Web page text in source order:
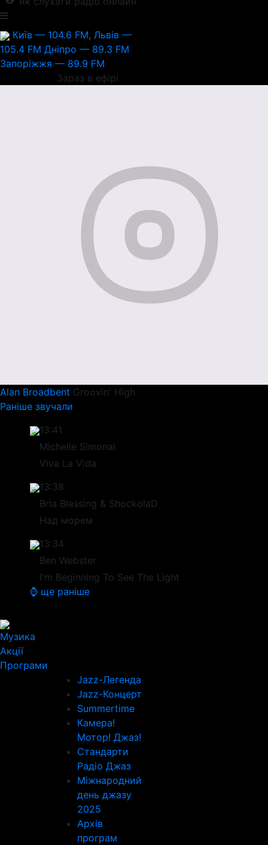
Київ — 104.6 FM, Львів —
105.4 FM Дніпро — 89.3 FM
Запоріжжя — 89.9 FM
Зараз в ефірі
Alan Broadbent Groovin' High
Раніше звучали
13:41
Michelle Simonal
Viva La Vida
13:38
Bria Blessing & ShockolaD
Над морем
13:34
Ben Webster
I'm Beginning To See The Light
⌚ ще раніше
Музика
Акції
Програми
Jazz-Легенда
Jazz-Концерт
Summertime
Камера!
Мотор! Джаз!
Стандарти
Радіо Джаз
Міжнародний
день джазу
2025
Архів
програм